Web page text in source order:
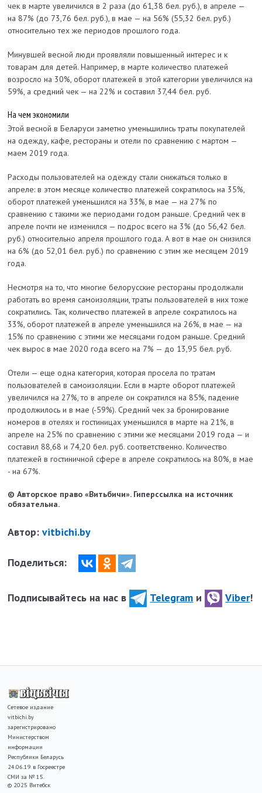
чек в марте увеличился в 2 раза (до 61,38 бел. руб.), в апреле —
на 87% (до 73,76 бел. руб.), в мае — на 56% (55,32 бел. руб.)
относительно тех же периодов прошлого года.
Минувшей весной люди проявляли повышенный интерес и к
товарам для детей. Например, в марте количество платежей
возросло на 30%, оборот платежей в этой категории увеличился на
59%, а средний чек — на 22% и составил 37,44 бел. руб.
На чем экономили
Этой весной в Беларуси заметно уменьшились траты покупателей
на одежду, кафе, рестораны и отели по сравнению с мартом —
маем 2019 года.
Расходы пользователей на одежду стали снижаться только в
апреле: в этом месяце количество платежей сократилось на 35%,
оборот платежей уменьшился на 33%, в мае — на 27% по
сравнению с такими же периодами годом раньше. Cредний чек в
апреле почти не изменился — подрос всего на 3% (до 56,42 бел.
руб.) относительно апреля прошлого года. А вот в мае он снизился
на 6% (до 52,01 бел. руб.) по сравнению с этим же месяцем 2019
года.
Несмотря на то, что многие белорусские рестораны продолжали
работать во время самоизоляции, траты пользователей в них тоже
сократились. Так, количество платежей в апреле сократилось на
33%, оборот платежей в апреле уменьшился на 26%, в мае — на
15% по сравнению с этими же месяцами годом раньше. Средний
чек вырос в мае 2020 года всего на 7% — до 13,95 бел. руб.
Отели — еще одна категория, которая просела по тратам
пользователей в самоизоляции. Если в марте оборот платежей
увеличился на 27%, то в апреле он сократился на 85%, падение
продолжилось и в мае (-59%). Средний чек за бронирование
номеров в отелях и гостиницах уменьшился в марте на 21%, в
апреле на 25% по сравнению с этими же месяцами 2019 года — и
составил 88,68 и 74,20 бел. руб. соответственно. Количество
платежей в гостиничной сфере в апреле сократилось на 80%, в мае
- на 67%.
© Авторское право «Витьбичи». Гиперссылка на источник
обязательна.
Автор:vitbichi.by
Поделиться:
Подписывайтесь на нас в Telegram и Viber!
Сетевое издание
vitbichi.by
зарегистрировано
Министерством
информации
Республики Беларусь
24.06.19 в Госреестре
СМИ за № 15.
© 2025 Витебск